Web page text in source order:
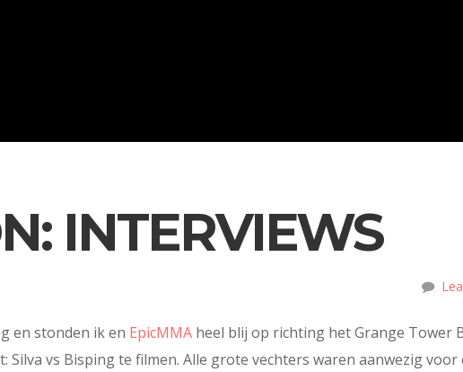
INTERVIEWS
en stonden ik en EpicMMA heel blij op richting het Grange Tower
Silva vs Bisping te filmen. Alle grote vechters waren aanwezig voor